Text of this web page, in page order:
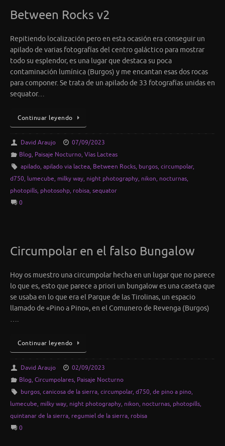
Between Rocks v2
Repitiendo localización pero en esta ocasión era conseguir un
apilado de varias fotografías del centro galáctico para mostrar
todo su esplendor, es una lugar que destaca su poca
contaminación lumínica (Burgos) y me encantan esas dos rocas
para componer. Se trata de un apilado de 33 fotografías unidas en
sequator…
Continuar leyendo
David Araujo
07/09/2023
Blog, Paisaje Nocturno, Vías Lacteas
apilado, apilado via lactea, Between Rocks, burgos, circumpolar,
d750, lumecube, milky way, night photography, nikon, nocturnas,
photopills, photosohp, robisa, sequator
0
Circumpolar en el falso Bungalow
Hoy os muestro una circumpolar hecha en un lugar que no parece
lo que es, esto que parece a priori un bungalow es una caseta que
se usaba en lo que era el Parque de las Tirolinas, un espacio
llamado de «Pino a Pino», en el Comunero de Revenga (Burgos)
….
Continuar leyendo
David Araujo
02/09/2023
Blog, Circumpolares, Paisaje Nocturno
burgos, canicosa de la sierra, circumpolar, d750, de pino a pino,
lumecube, milky way, night photography, nikon, nocturnas, photopills,
quintanar de la sierra, regumiel de la sierra, robisa
0